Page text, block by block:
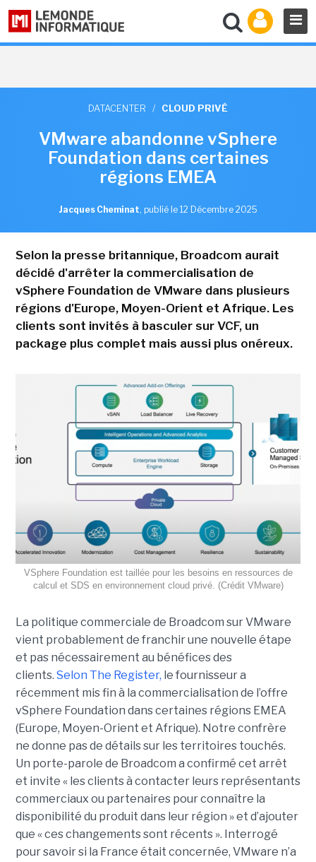
DATACENTER / CLOUD PRIVÉ
VMware abandonne vSphere
Foundation dans certaines
régions EMEA
Jacques Cheminat, publié le 12 Décembre 2025
Selon la presse britannique, Broadcom aurait
décidé d'arrêter la commercialisation de
vSphere Foundation de VMware dans plusieurs
régions d'Europe, Moyen-Orient et Afrique. Les
clients sont invités à basculer sur VCF, un
package plus complet mais aussi plus onéreux.
VSphere Foundation est taillée pour les besoins en ressources de
calcul et SDS en environnement cloud privé. (Crédit VMware)
La politique commerciale de Broadcom sur VMware
vient probablement de franchir une nouvelle étape
et pas nécessairement au bénéfices des
clients. Selon The Register, le fournisseur a
récemment mis fin à la commercialisation de l’offre
vSphere Foundation dans certaines régions EMEA
(Europe, Moyen-Orient et Afrique). Notre confrère
ne donne pas de détails sur les territoires touchés.
Un porte-parole de Broadcom a confirmé cet arrêt
et invite « les clients à contacter leurs représentants
commerciaux ou partenaires pour connaître la
disponibilité du produit dans leur région » et d’ajouter
que « ces changements sont récents ». Interrogé
pour savoir si la France était concernée, VMware n’a